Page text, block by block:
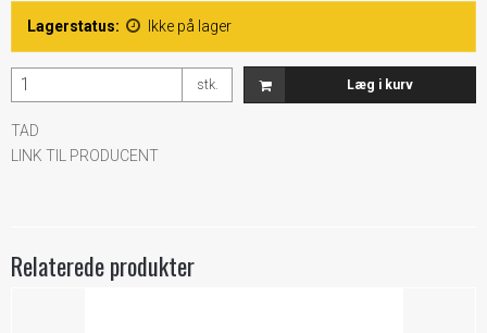
Lagerstatus: Ikke på lager
stk. Læg i kurv
TAD
LINK TIL PRODUCENT
Relaterede produkter